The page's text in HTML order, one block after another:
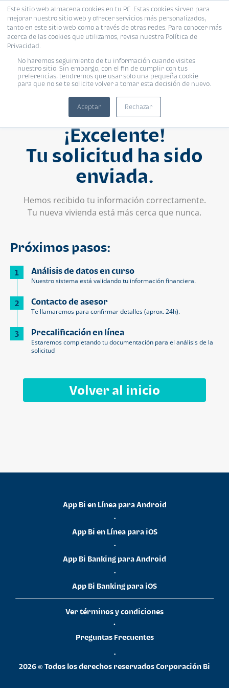
Este sitio web almacena cookies en tu PC. Estas cookies sirven para
mejorar nuestro sitio web y ofrecer servicios más personalizados,
tanto en este sitio web como a través de otras redes. Para conocer más
acerca de las cookies que utilizamos, revisa nuestra Política de
Privacidad.
No haremos seguimiento de tu información cuando visites
nuestro sitio. Sin embargo, con el fin de cumplir con tus
preferencias, tendremos que usar solo una pequeña cookie
para que no se te solicite volver a tomar esta decisión de nuevo.
Aceptar Rechazar
¡Excelente!
Tu solicitud ha sido
enviada.
Hemos recibido tu información correctamente.
Tu nueva vivienda está más cerca que nunca.
Próximos pasos:
1 Análisis de datos en curso
Nuestro sistema está validando tu información financiera.
2 Contacto de asesor
Te llamaremos para confirmar detalles (aprox. 24h).
3 Precalificación en línea
Estaremos completando tu documentación para el análisis de la
solicitud
Volver al inicio
App Bi en Línea para Android
•
App Bi en Línea para iOS
•
App Bi Banking para Android
•
App Bi Banking para iOS
Ver términos y condiciones
•
Preguntas Frecuentes
•
2026 © Todos los derechos reservados Corporación Bi